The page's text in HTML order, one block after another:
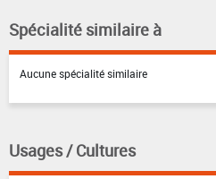
Spécialité similaire à
Aucune spécialité similaire
Usages / Cultures